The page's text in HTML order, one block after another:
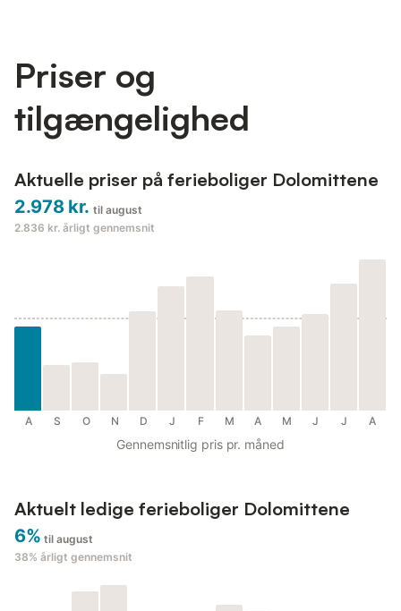
Priser og
tilgængelighed
Aktuelle priser på ferieboliger Dolomittene
2.978 kr. til august
2.836 kr. årligt gennemsnit
A S O N D J F M A M J J A
Gennemsnitlig pris pr. måned
Aktuelt ledige ferieboliger Dolomittene
6% til august
38% årligt gennemsnit